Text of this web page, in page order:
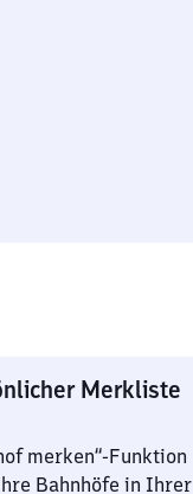
Merkliste
merken“-Funktion
Bahnhöfe in Ihrer